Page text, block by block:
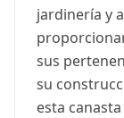
jardinería y
sus
su
esta